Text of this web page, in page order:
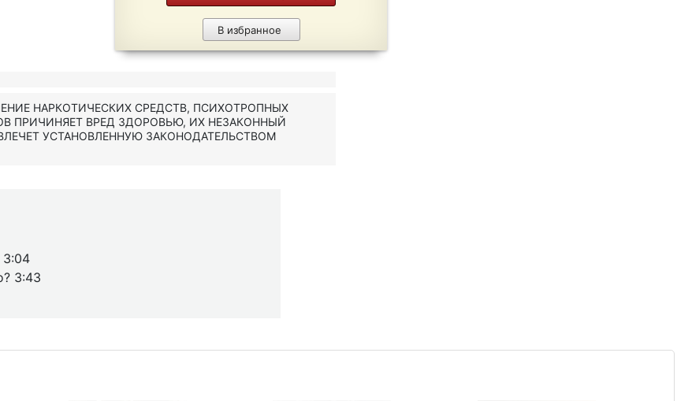
В избранное
НАРКОТИЧЕСКИХ СРЕДСТВ, ПСИХОТРОПНЫХ
ПРИЧИНЯЕТ ВРЕД ЗДОРОВЬЮ, ИХ НЕЗАКОННЫЙ
УСТАНОВЛЕННУЮ ЗАКОНОДАТЕЛЬСТВОМ
3:04
3:43